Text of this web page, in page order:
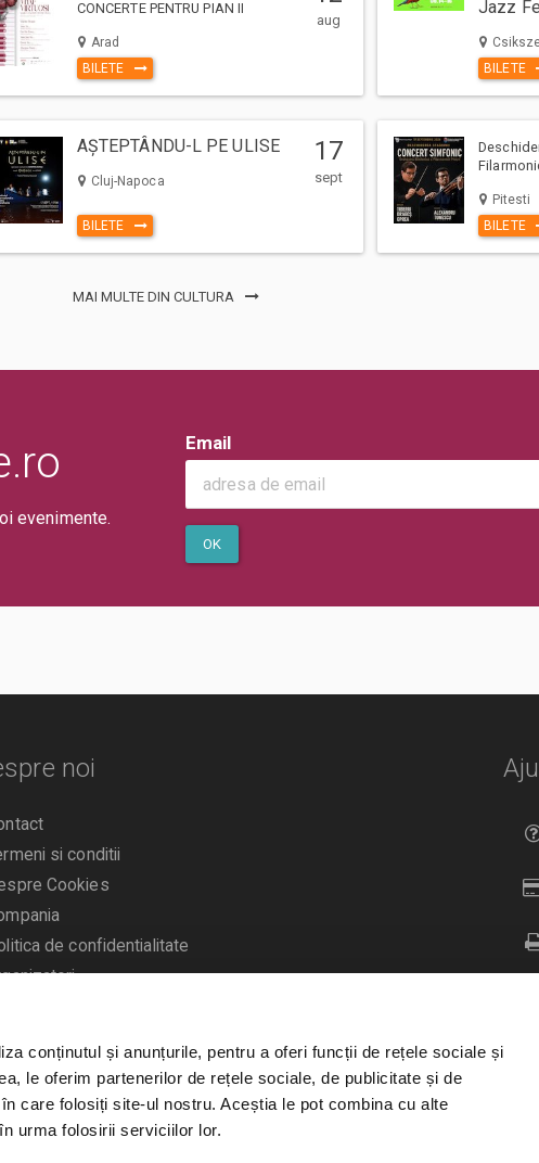
conținutul și anunțurile, pentru a oferi funcții de rețele sociale și
le oferim partenerilor de rețele sociale, de publicitate și de
care folosiți site-ul nostru. Aceștia le pot combina cu alte
urma folosirii serviciilor lor.
CONCERTE PENTRU PIAN II
Arad
BILETE
aug
Jazz
BILETE
AȘTEPTÂNDU-L PE ULISE
Cluj-Napoca
BILETE
17
sept
Pitesti
BILETE
MAI MULTE DIN CULTURA
evenimente.
Email
OK
noi
si conditii
Cookies
de confidentialitate